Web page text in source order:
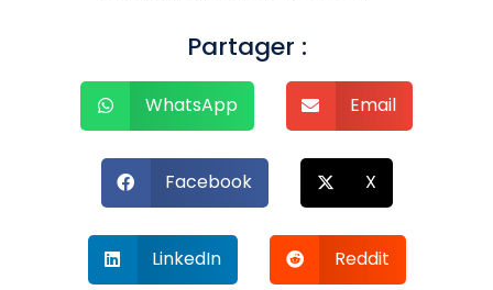
Partager :
WhatsApp Email
Facebook X
LinkedIn Reddit